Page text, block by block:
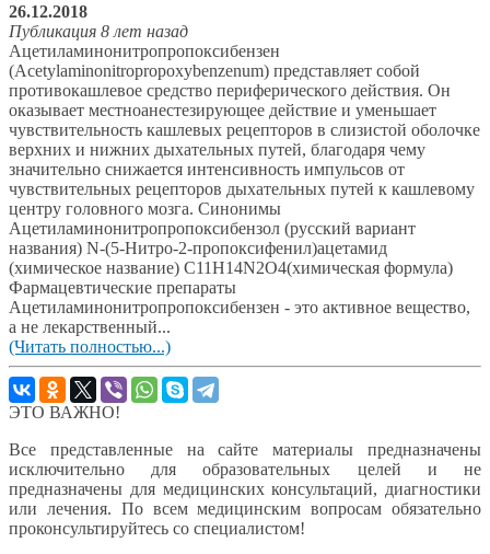
26.12.2018
Публикация 8 лет назад
Ацетиламинонитропропоксибензен
(Acetylaminonitropropoxybenzenum) представляет собой
противокашлевое средство периферического действия. Он
оказывает местноанестезирующее действие и уменьшает
чувствительность кашлевых рецепторов в слизистой оболочке
верхних и нижних дыхательных путей, благодаря чему
значительно снижается интенсивность импульсов от
чувствительных рецепторов дыхательных путей к кашлевому
центру головного мозга. Синонимы
Ацетиламинонитропропоксибензол (русский вариант
названия) N-(5-Нитро-2-пропоксифенил)ацетамид
(химическое название) C11H14N2O4(химическая формула)
Фармацевтические препараты
Ацетиламинонитропропоксибензен - это активное вещество,
а не лекарственный...
(Читать полностью...)
ЭТО ВАЖНО!
Все представленные на сайте материалы предназначены
исключительно для образовательных целей и не
предназначены для медицинских консультаций, диагностики
или лечения. По всем медицинским вопросам обязательно
проконсультируйтесь со специалистом!